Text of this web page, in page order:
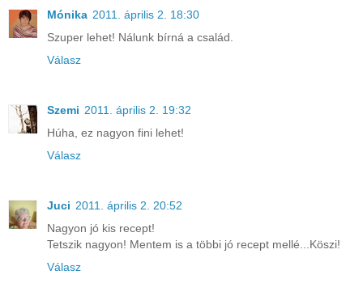
Mónika 2011. április 2. 18:30
Szuper lehet! Nálunk bírná a család.
Válasz
Szemi 2011. április 2. 19:32
Húha, ez nagyon fini lehet!
Válasz
Juci 2011. április 2. 20:52
Nagyon jó kis recept!
Tetszik nagyon! Mentem is a többi jó recept mellé...Köszi!
Válasz